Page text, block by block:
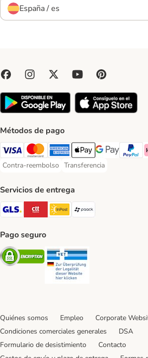
España / es
Métodos de pago
Visa Payment Method
Mastercard Payment Method
American Express Payment
Apple Pay Payment
Google PayPayPal
Contra-reembolso
Contra-reembolso Payment Method
Transferencia
Transferencia Payment
Servicios de entrega
GLS Shipping Method
CTTExpress Shipping Method
InPost Shipping Method
paack Shipping
Pago seguro
Security
Quiénes somos Empleo Corporate
Condiciones comerciales generales
DSA
Formulario de desistimiento
Contacto